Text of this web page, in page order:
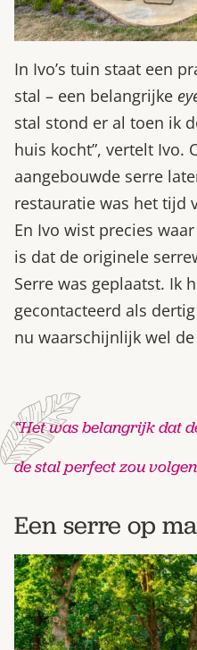
In Ivo’s tuin staat een
stal – een belangrijke
stal stond er al toen ik
huis kocht”, vertelt Ivo.
aangebouwde serre
restauratie was het tijd
En Ivo wist precies
is dat de originele
Serre was geplaatst. Ik
gecontacteerd als
nu waarschijnlijk wel
“Het was belangrijk dat
de stal perfect zou
Een serre op